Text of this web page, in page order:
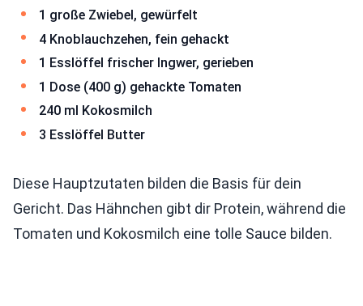
1 große Zwiebel, gewürfelt
4 Knoblauchzehen, fein gehackt
1 Esslöffel frischer Ingwer, gerieben
1 Dose (400 g) gehackte Tomaten
240 ml Kokosmilch
3 Esslöffel Butter
Diese Hauptzutaten bilden die Basis für dein
Gericht. Das Hähnchen gibt dir Protein, während die
Tomaten und Kokosmilch eine tolle Sauce bilden.